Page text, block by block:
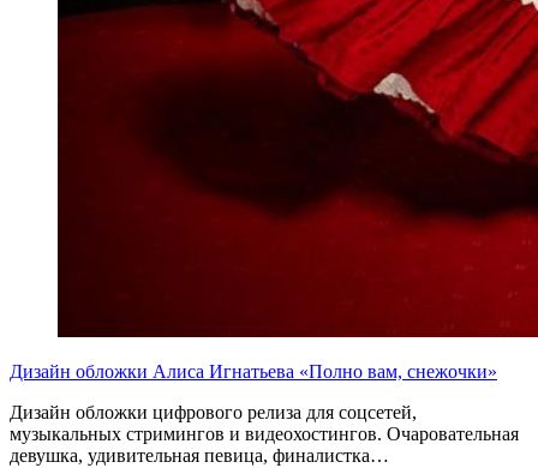
Дизайн обложки Алиса Игнатьева «Полно вам, снежочки»
Дизайн обложки цифрового релиза для соцсетей,
музыкальных стримингов и видеохостингов. Очаровательная
девушка, удивительная певица, финалистка…